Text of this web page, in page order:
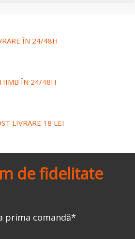
ÎN 24/48H
ÎN 24/48H
LIVRARE 18 LEI
de fidelitate